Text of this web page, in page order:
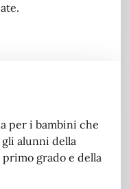
per i bambini che
alunni della
grado e della